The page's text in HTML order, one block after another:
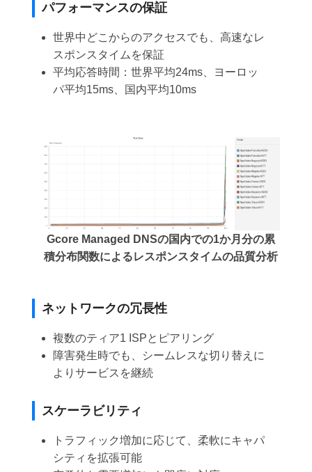
パフォーマンスの保証
世界中どこからのアクセスでも、高速なレ
スポンスタイムを保証
平均応答時間：世界平均24ms、ヨーロッ
パ平均15ms、国内平均10ms
Gcore Managed DNSの国内での1か月分の累
積分布関数によるレスポンスタイムの品質分析
ネットワークの冗長性
複数のティア1 ISPとピアリング
障害発生時でも、シームレスな切り替えに
よりサービスを継続
スケーラビリティ
トラフィック増加に応じて、柔軟にキャパ
シティを拡張可能